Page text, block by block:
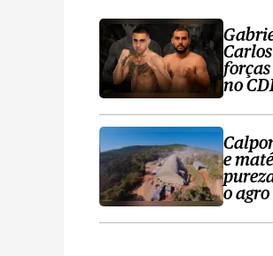
forças
no
e
o